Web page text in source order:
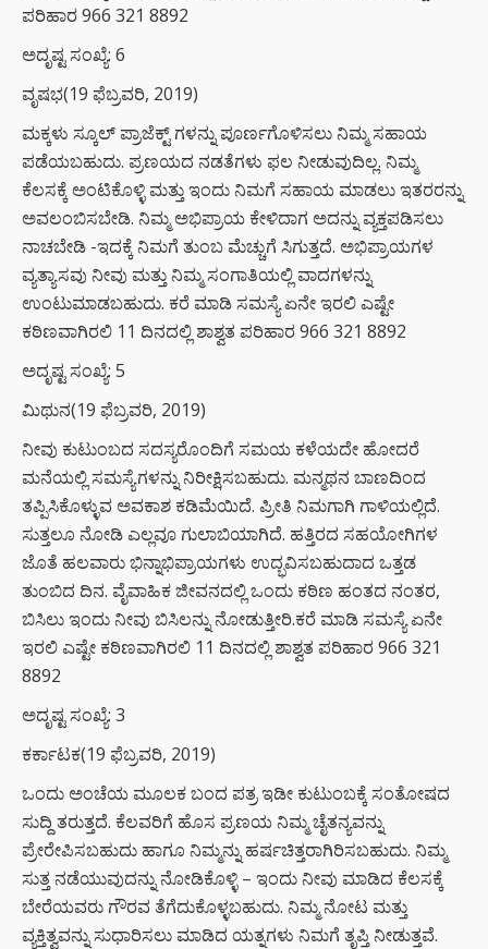
ಪರಿಹಾರ 966 321 8892
ಅದೃಷ್ಟ ಸಂಖ್ಯೆ: 6
ವೃಷಭ(19 ಫೆಬ್ರವರಿ, 2019)
ಮಕ್ಕಳು ಸ್ಕೂಲ್ ಪ್ರಾಜೆಕ್ಟ್ ಗಳನ್ನು ಪೂರ್ಣಗೊಳಿಸಲು ನಿಮ್ಮ ಸಹಾಯ
ಪಡೆಯಬಹುದು. ಪ್ರಣಯದ ನಡತೆಗಳು ಫಲ ನೀಡುವುದಿಲ್ಲ. ನಿಮ್ಮ
ಕೆಲಸಕ್ಕೆ ಅಂಟಿಕೊಳ್ಳಿ ಮತ್ತು ಇಂದು ನಿಮಗೆ ಸಹಾಯ ಮಾಡಲು ಇತರರನ್ನು
ಅವಲಂಬಿಸಬೇಡಿ. ನಿಮ್ಮ ಅಭಿಪ್ರಾಯ ಕೇಳಿದಾಗ ಅದನ್ನು ವ್ಯಕ್ತಪಡಿಸಲು
ನಾಚಬೇಡಿ -ಇದಕ್ಕೆ ನಿಮಗೆ ತುಂಬ ಮೆಚ್ಚುಗೆ ಸಿಗುತ್ತದೆ. ಅಭಿಪ್ರಾಯಗಳ
ವ್ಯತ್ಯಾಸವು ನೀವು ಮತ್ತು ನಿಮ್ಮ ಸಂಗಾತಿಯಲ್ಲಿ ವಾದಗಳನ್ನು
ಉಂಟುಮಾಡಬಹುದು. ಕರೆ ಮಾಡಿ ಸಮಸ್ಯೆ ಏನೇ ಇರಲಿ ಎಷ್ಟೇ
ಕಠಿಣವಾಗಿರಲಿ 11 ದಿನದಲ್ಲಿ ಶಾಶ್ವತ ಪರಿಹಾರ 966 321 8892
ಅದೃಷ್ಟ ಸಂಖ್ಯೆ: 5
ಮಿಥುನ(19 ಫೆಬ್ರವರಿ, 2019)
ನೀವು ಕುಟುಂಬದ ಸದಸ್ಯರೊಂದಿಗೆ ಸಮಯ ಕಳೆಯದೇ ಹೋದರೆ
ಮನೆಯಲ್ಲಿ ಸಮಸ್ಯೆಗಳನ್ನು ನಿರೀಕ್ಷಿಸಬಹುದು. ಮನ್ಮಥನ ಬಾಣದಿಂದ
ತಪ್ಪಿಸಿಕೊಳ್ಳುವ ಅವಕಾಶ ಕಡಿಮೆಯಿದೆ. ಪ್ರೀತಿ ನಿಮಗಾಗಿ ಗಾಳಿಯಲ್ಲಿದೆ.
ಸುತ್ತಲೂ ನೋಡಿ ಎಲ್ಲವೂ ಗುಲಾಬಿಯಾಗಿದೆ. ಹತ್ತಿರದ ಸಹಯೋಗಿಗಳ
ಜೊತೆ ಹಲವಾರು ಭಿನ್ನಾಭಿಪ್ರಾಯಗಳು ಉದ್ಭವಿಸಬಹುದಾದ ಒತ್ತಡ
ತುಂಬಿದ ದಿನ. ವೈವಾಹಿಕ ಜೀವನದಲ್ಲಿ ಒಂದು ಕಠಿಣ ಹಂತದ ನಂತರ,
ಬಿಸಿಲು ಇಂದು ನೀವು ಬಿಸಿಲನ್ನು ನೋಡುತ್ತೀರಿ.ಕರೆ ಮಾಡಿ ಸಮಸ್ಯೆ ಏನೇ
ಇರಲಿ ಎಷ್ಟೇ ಕಠಿಣವಾಗಿರಲಿ 11 ದಿನದಲ್ಲಿ ಶಾಶ್ವತ ಪರಿಹಾರ 966 321
8892
ಅದೃಷ್ಟ ಸಂಖ್ಯೆ: 3
ಕರ್ಕಾಟಕ(19 ಫೆಬ್ರವರಿ, 2019)
ಒಂದು ಅಂಚೆಯ ಮೂಲಕ ಬಂದ ಪತ್ರ ಇಡೀ ಕುಟುಂಬಕ್ಕೆ ಸಂತೋಷದ
ಸುದ್ದಿ ತರುತ್ತದೆ. ಕೆಲವರಿಗೆ ಹೊಸ ಪ್ರಣಯ ನಿಮ್ಮ ಚೈತನ್ಯವನ್ನು
ಪ್ರೇರೇಪಿಸಬಹುದು ಹಾಗೂ ನಿಮ್ಮನ್ನು ಹರ್ಷಚಿತ್ತರಾಗಿರಿಸಬಹುದು. ನಿಮ್ಮ
ಸುತ್ತ ನಡೆಯುವುದನ್ನು ನೋಡಿಕೊಳ್ಳಿ – ಇಂದು ನೀವು ಮಾಡಿದ ಕೆಲಸಕ್ಕೆ
ಬೇರೆಯವರು ಗೌರವ ತೆಗೆದುಕೊಳ್ಳಬಹುದು. ನಿಮ್ಮ ನೋಟ ಮತ್ತು
ವ್ಯಕ್ತಿತ್ವವನ್ನು ಸುಧಾರಿಸಲು ಮಾಡಿದ ಯತ್ನಗಳು ನಿಮಗೆ ತೃಪ್ತಿ ನೀಡುತ್ತವೆ.